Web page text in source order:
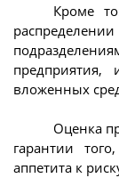
Кроме
предприятия,
вложенных
Оценка
гарантии
аппетита к